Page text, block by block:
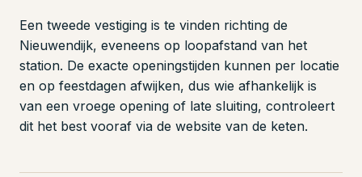
Een tweede vestiging is te vinden richting de
Nieuwendijk, eveneens op loopafstand van het
station. De exacte openingstijden kunnen per locatie
en op feestdagen afwijken, dus wie afhankelijk is
van een vroege opening of late sluiting, controleert
dit het best vooraf via de website van de keten.